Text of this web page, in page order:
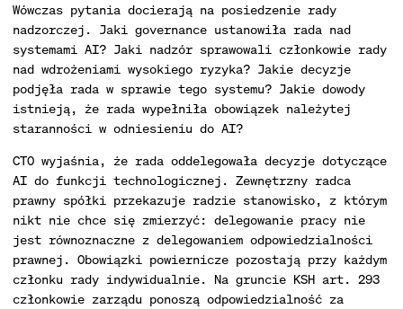
Wówczas pytania docierają na posiedzenie rady
nadzorczej. Jaki governance ustanowiła rada nad
systemami AI? Jaki nadzór sprawowali członkowie rady
nad wdrożeniami wysokiego ryzyka? Jakie decyzje
podjęła rada w sprawie tego systemu? Jakie dowody
istnieją, że rada wypełniła obowiązek należytej
staranności w odniesieniu do AI?
CTO wyjaśnia, że rada oddelegowała decyzje dotyczące
AI do funkcji technologicznej. Zewnętrzny radca
prawny spółki przekazuje radzie stanowisko, z którym
nikt nie chce się zmierzyć: delegowanie pracy nie
jest równoznaczne z delegowaniem odpowiedzialności
prawnej. Obowiązki powiernicze pozostają przy każdym
członku rady indywidualnie. Na gruncie KSH art. 293
członkowie zarządu ponoszą odpowiedzialność za